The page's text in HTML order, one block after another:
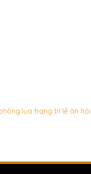
lụa trang trí lễ ăn hỏi